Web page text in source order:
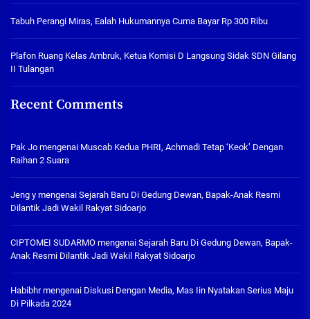
Tabuh Perangi Miras, Ealah Hukumannya Cuma Bayar Rp 300 Ribu
Plafon Ruang Kelas Ambruk, Ketua Komisi D Langsung Sidak SDN Gilang
II Tulangan
Recent Comments
Pak Jo mengenai Muscab Kedua PHRI, Achmadi Tetap ‘Keok’ Dengan
Raihan 2 Suara
Jeng y mengenai Sejarah Baru Di Gedung Dewan, Bapak-Anak Resmi
Dilantik Jadi Wakil Rakyat Sidoarjo
CIPTOMEI SUDARMO mengenai Sejarah Baru Di Gedung Dewan, Bapak-
Anak Resmi Dilantik Jadi Wakil Rakyat Sidoarjo
Habibhrmengenai Diskusi Dengan Media, Mas Iin Nyatakan Serius Maju
Di Pilkada 2024